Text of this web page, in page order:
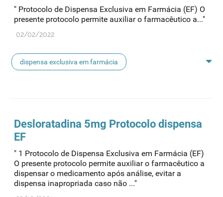
" Protocolo de Dispensa Exclusiva em Farmácia (EF) O
presente protocolo permite auxiliar o farmacêutico a..."
02/02/2022
dispensa exclusiva em farmácia
Desloratadina 5mg Protocolo dispensa
EF
" 1 Protocolo de Dispensa Exclusiva em Farmácia (EF)
O presente protocolo permite auxiliar o farmacêutico a
dispensar o medicamento após análise, evitar a
dispensa inapropriada caso não ..."